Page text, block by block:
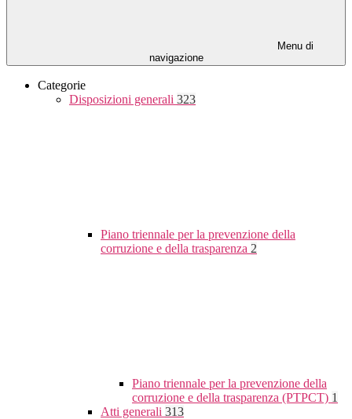
Menu di
navigazione
Categorie
Disposizioni generali 323
Piano triennale per la prevenzione della
corruzione e della trasparenza 2
Piano triennale per la prevenzione della
corruzione e della trasparenza (PTPCT) 1
Atti generali 313